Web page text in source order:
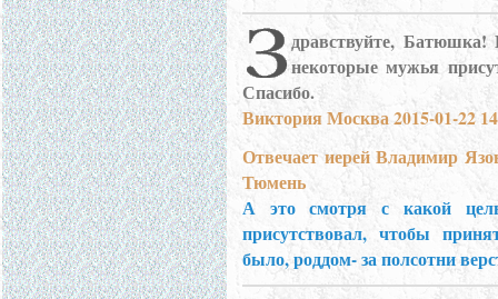
дравствуйте,
некоторые мужья
Спасибо.
Виктория Москва 2015-01-22
Отвечает иерей Владимир
Тюмень
А это смотря с какой
присутствовал, чтобы
было, роддом- за полсотни